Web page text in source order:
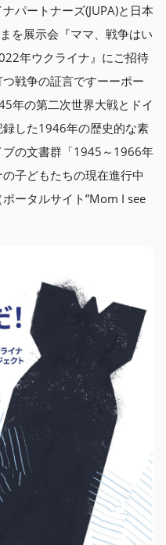
パートナーズ(JUPA)と日本
を展示会『ママ、戦争はい
年ウクライナ』にご招待
戦争の証言ですーーポー
年の第二次世界大戦とドイ
した1946年の歴史的な素
の文書群「1945～1966年
子どもたちの現在進行中
ータルサイト”Mom I see